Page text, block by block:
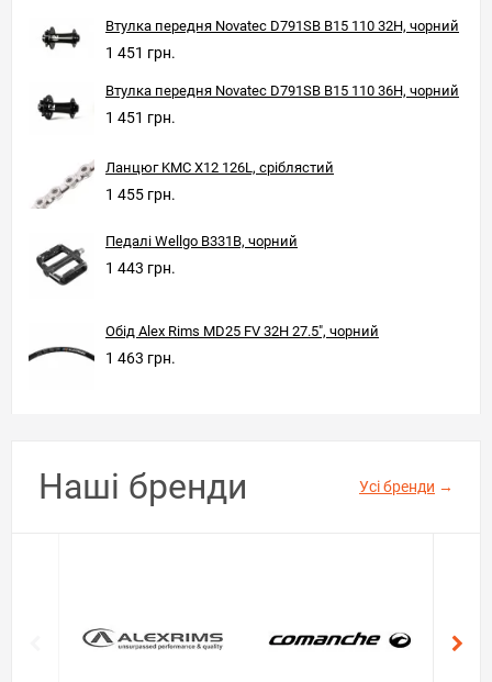
Втулка передня Novatec D791SB B15 110 32H, чорний
1 451 грн.
Втулка передня Novatec D791SB B15 110 36H, чорний
1 451 грн.
Ланцюг KMC X12 126L, сріблястий
1 455 грн.
Педалі Wellgo B331B, чорний
1 443 грн.
Обід Alex Rims MD25 FV 32H 27.5", чорний
1 463 грн.
Наші бренди Усі бренди →